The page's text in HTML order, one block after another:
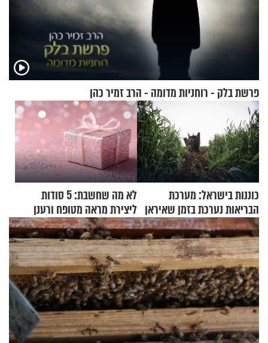
פרשת בלק - רוחניות מדומה - הרב זמיר כהן
כוננות בישראל: מערכת
הבריאות נערכת בזמן שאיראן
מאיימת על הבריטים
לא מה שחשבת: 5 סודות
ליצירת מראה מטופח ורענן